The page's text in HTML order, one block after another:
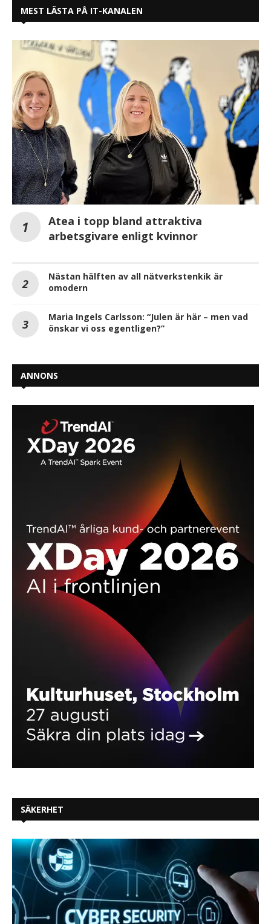
MEST LÄSTA PÅ IT-KANALEN
Atea i topp bland attraktiva
arbetsgivare enligt kvinnor
Nästan hälften av all nätverkstenkik är
omodern
Maria Ingels Carlsson: “Julen är här – men vad
önskar vi oss egentligen?”
ANNONS
SÄKERHET